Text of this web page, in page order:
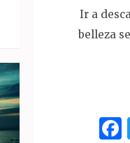
Ir a
belleza